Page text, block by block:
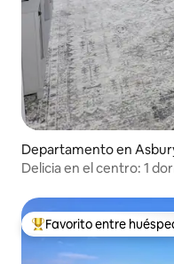
Departamento en
Delicia en el centro: 1
Favorito entre los
Favorito entre